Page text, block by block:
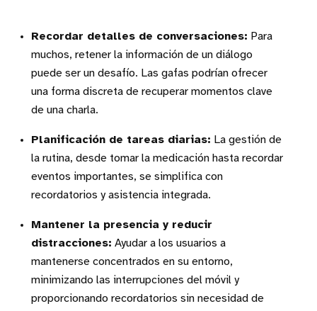
Recordar detalles de conversaciones: Para
muchos, retener la información de un diálogo
puede ser un desafío. Las gafas podrían ofrecer
una forma discreta de recuperar momentos clave
de una charla.
Planificación de tareas diarias: La gestión de
la rutina, desde tomar la medicación hasta recordar
eventos importantes, se simplifica con
recordatorios y asistencia integrada.
Mantener la presencia y reducir
distracciones: Ayudar a los usuarios a
mantenerse concentrados en su entorno,
minimizando las interrupciones del móvil y
proporcionando recordatorios sin necesidad de